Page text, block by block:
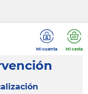
Mi cuenta Mi cesta